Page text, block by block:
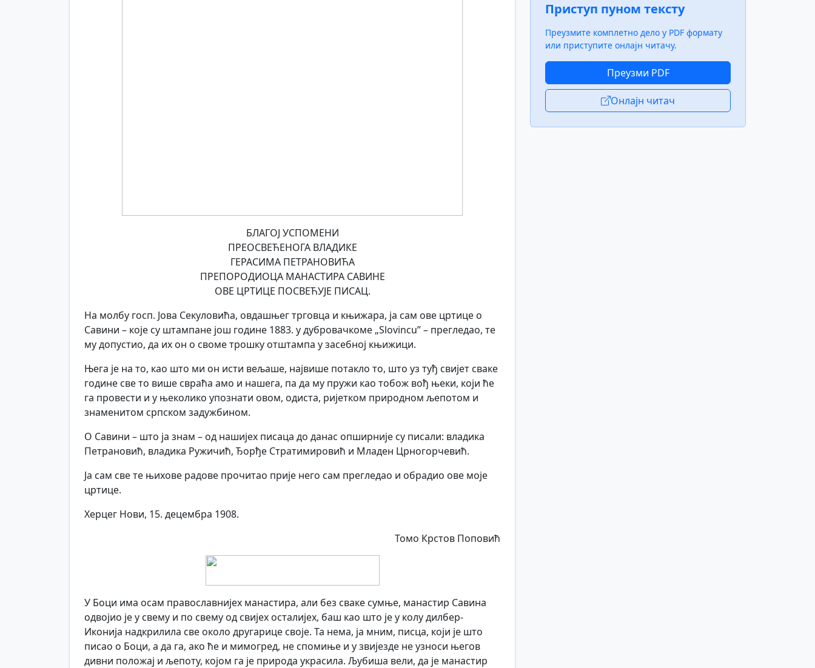
БЛАГОЈ УСПОМЕНИ
ПРЕОСВЕЋЕНОГА ВЛАДИКЕ
ГЕРАСИМА ПЕТРАНОВИЋА
ПРЕПОРОДИОЦА МАНАСТИРА САВИНЕ
ОВЕ ЦРТИЦЕ ПОСВЕЋУЈЕ ПИСАЦ.
На молбу госп. Јова Секуловића, овдашњег трговца и књижара, ја сам ове цртице о
Савини – које су штампане још године 1883. у дубровачкоме „Slovincu” – прегледао, те
му допустио, да их он о своме трошку отштампа у засебној књижици.
Њега је на то, као што ми он исти вељаше, највише потакло то, што уз туђ свијет сваке
године све то више свраћа амо и нашега, па да му пружи као тобож вођ њеки, који ће
га провести и у њеколико упознати овом, одиста, ријетком природном љепотом и
знаменитом српском задужбином.
О Савини – што ја знам – од нашијех писаца до данас опширније су писали: владика
Петрановић, владика Ружичић, Ђорђе Стратимировић и Младен Црногорчевић.
Ја сам све те њихове радове прочитао прије него сам прегледао и обрадио ове моје
цртице.
Херцег Нови, 15. децембра 1908.
Томо Крстов Поповић
У Боци има осам православнијех манастира, али без сваке сумње, манастир Савина
одвојио је у свему и по свему од свијех осталијех, баш као што је у колу дилбер-
Иконија надкрилила све около другарице своје. Та нема, ја мним, писца, који је што
писао о Боци, а да га, ако ће и мимогред, не спомиње и у звијезде не узноси његов
дивни положај и љепоту, којом га је природа украсила. Љубиша вели, да је манастир
Приступ пуном тексту
Преузмите комплетно дело у PDF формату
или приступите онлајн читачу.
Преузми PDF
Онлајн читач